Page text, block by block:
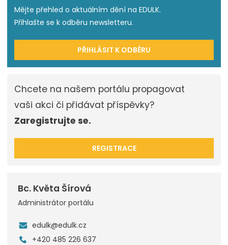
Mějte přehled o aktuálním dění na EDULK.
Přihlašte se k odběru newsletteru.
PŘIHLÁSIT K ODBĚRU
Chcete na našem portálu propagovat
vaši akci či přidávat příspěvky?
Zaregistrujte se.
REGISTRACE
Bc. Květa Šírová
Administrátor portálu
edulk@edulk.cz
+420 485 226 637